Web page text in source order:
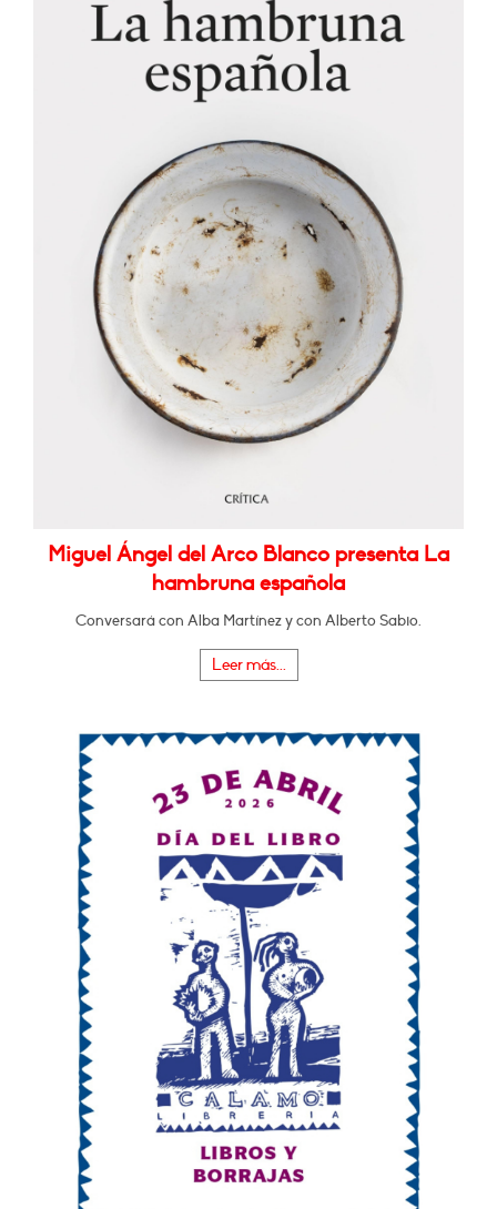
Miguel Ángel del Arco Blanco presenta La
hambruna española
Conversará con Alba Martínez y con Alberto Sabio.
Leer más...